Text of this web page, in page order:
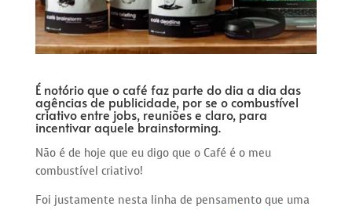
É notório que o café faz parte do dia a dia das
agências de publicidade, por se o combustível
criativo entre jobs, reuniões e claro, para
incentivar aquele brainstorming.
Não é de hoje que eu digo que o Café é o meu
combustível criativo!
Foi justamente nesta linha de pensamento que uma